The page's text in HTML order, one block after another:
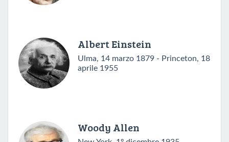
Albert Einstein
Ulma, 14 marzo 1879 - Princeton, 18
aprile 1955
Woody Allen